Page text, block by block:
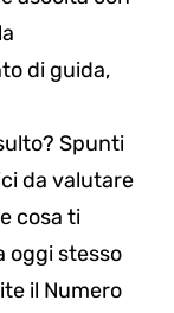
di guida,
Spunti
da valutare
cosa ti
oggi stesso
il Numero